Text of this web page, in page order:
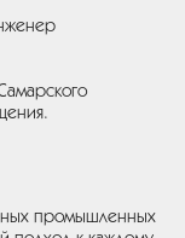
промышленных